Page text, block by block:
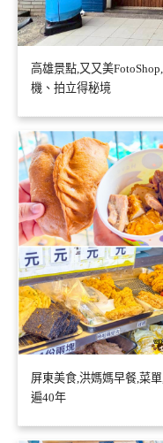
高雄景點,又又美
機、拍立得秘境
屏東美食,洪媽媽早餐,菜
遍40年